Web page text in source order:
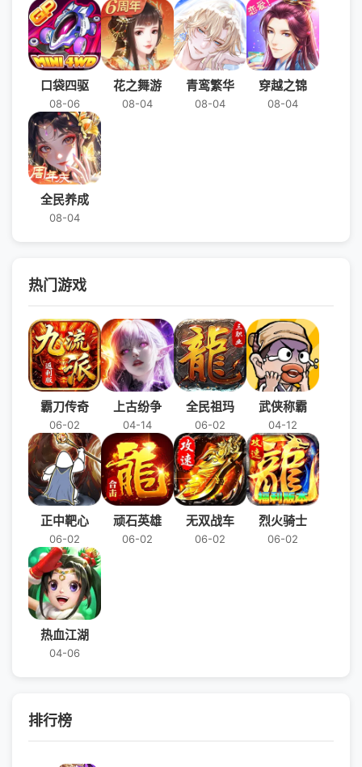
口袋四驱
08-06
花之舞游
08-04
青鸾繁华
08-04
穿越之锦
08-04
全民养成
08-04
热门游戏
霸刀传奇
06-02
上古纷争
04-14
全民祖玛
06-02
武侠称霸
04-12
正中靶心
06-02
顽石英雄
06-02
无双战车
06-02
烈火骑士
06-02
热血江湖
04-06
排行榜